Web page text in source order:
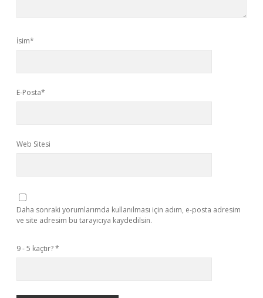
İsim*
E-Posta*
Web Sitesi
Daha sonraki yorumlarımda kullanılması için adım, e-posta adresim
ve site adresim bu tarayıcıya kaydedilsin.
9 - 5 kaçtır?*